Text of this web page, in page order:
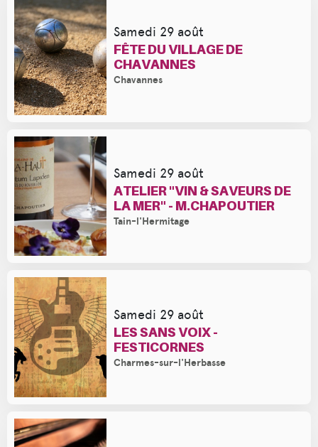
Samedi 29 août
FÊTE DU VILLAGE DE
CHAVANNES
Chavannes
Samedi 29 août
ATELIER "VIN & SAVEURS DE
LA MER" - M.CHAPOUTIER
Tain-l'Hermitage
Samedi 29 août
LES SANS VOIX -
FESTICORNES
Charmes-sur-l'Herbasse